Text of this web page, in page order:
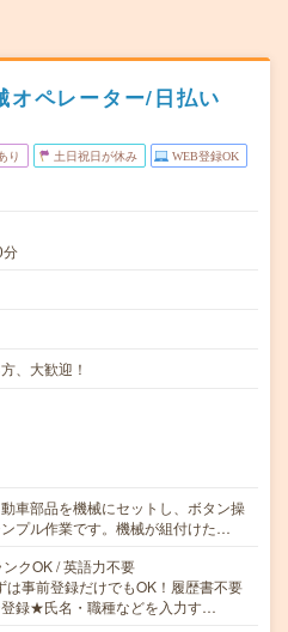
オペレーター/日払い
り 土日祝日が休み WEB登録OK
分
、大歓迎！
車部品を機械にセットし、ボタン操
プル作業です。機械が組付けた…
クOK / 英語力不要
事前登録だけでもOK！履歴書不要
録★氏名・職種などを入力す…